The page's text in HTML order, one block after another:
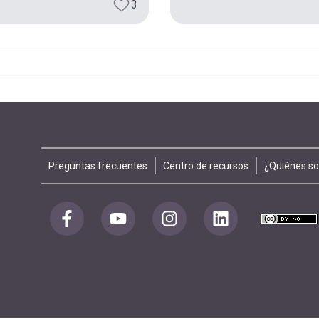
3
Footer
menu
Preguntas frecuentes Centro de recursos ¿Quiénes
Redes
pie